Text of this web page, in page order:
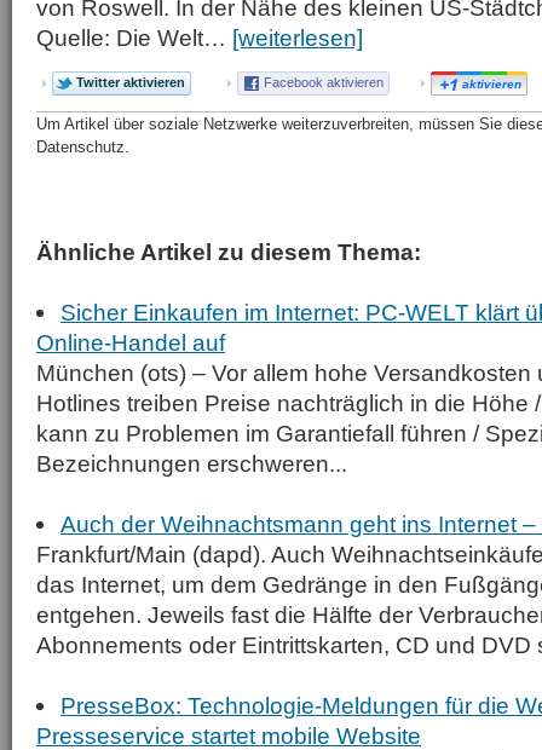
von Roswell. In der Nähe des kleinen US-
Quelle: Die Welt… [weiterlesen]
Twitter aktivieren Facebook aktivieren aktivieren
Um Artikel über soziale Netzwerke weiterzuverbreiten, müssen Sie
Datenschutz.
Ähnliche Artikel zu diesem Thema:
Sicher Einkaufen im Internet: PC-WELT klärt
Online-Handel auf
München (ots) – Vor allem hohe Versandkosten
Hotlines treiben Preise nachträglich in die Höhe
kann zu Problemen im Garantiefall führen /
Bezeichnungen erschweren...
Auch der Weihnachtsmann geht ins Internet –
Frankfurt/Main (dapd). Auch
das Internet, um dem Gedränge in den
entgehen. Jeweils fast die Hälfte der
Abonnements oder Eintrittskarten, CD und DVD
PresseBox: Technologie-Meldungen für die
Presseservice startet mobile Website